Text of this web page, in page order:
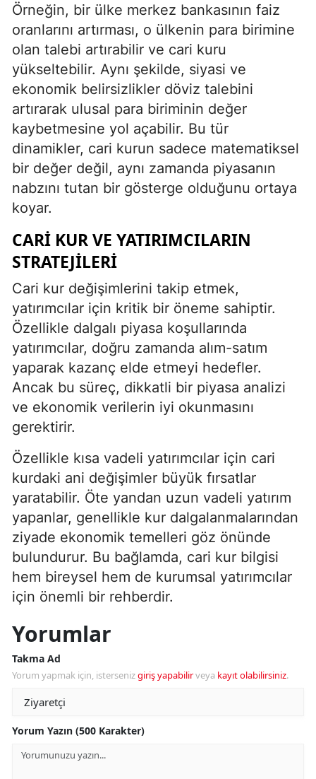
Örneğin, bir ülke merkez bankasının faiz
oranlarını artırması, o ülkenin para birimine
olan talebi artırabilir ve cari kuru
yükseltebilir. Aynı şekilde, siyasi ve
ekonomik belirsizlikler döviz talebini
artırarak ulusal para biriminin değer
kaybetmesine yol açabilir. Bu tür
dinamikler, cari kurun sadece matematiksel
bir değer değil, aynı zamanda piyasanın
nabzını tutan bir gösterge olduğunu ortaya
koyar.
CARI KUR VE YATIRIMCILARIN
STRATEJILERI
Cari kur değişimlerini takip etmek,
yatırımcılar için kritik bir öneme sahiptir.
Özellikle dalgalı piyasa koşullarında
yatırımcılar, doğru zamanda alım-satım
yaparak kazanç elde etmeyi hedefler.
Ancak bu süreç, dikkatli bir piyasa analizi
ve ekonomik verilerin iyi okunmasını
gerektirir.
Özellikle kısa vadeli yatırımcılar için cari
kurdaki ani değişimler büyük fırsatlar
yaratabilir. Öte yandan uzun vadeli yatırım
yapanlar, genellikle kur dalgalanmalarından
ziyade ekonomik temelleri göz önünde
bulundurur. Bu bağlamda, cari kur bilgisi
hem bireysel hem de kurumsal yatırımcılar
için önemli bir rehberdir.
Yorumlar
Takma Ad
Yorum yapmak için, istersenizgiriş yapabilirveya kayıt olabilirsiniz.
Yorum Yazın (500 Karakter)